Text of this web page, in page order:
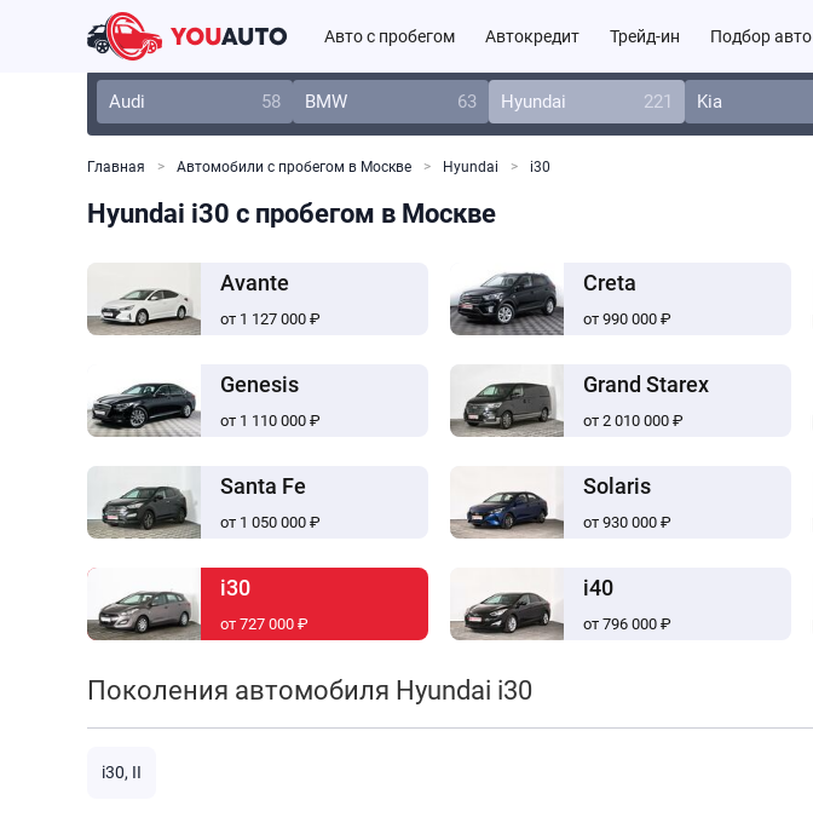
Авто с пробегом Автокредит Трейд-ин Подбор авто
Audi 58 BMW 63 Hyundai 221 Kia
Главная Автомобили с пробегом в Москве Hyundai i30
Hyundai i30 с пробегом в Москве
Avante
от 1 127 000 ₽
Creta
от 990 000 ₽
Genesis
от 1 110 000 ₽
Grand Starex
от 2 010 000 ₽
Santa Fe
от 1 050 000 ₽
Solaris
от 930 000 ₽
i30
от 727 000 ₽
i40
от 796 000 ₽
Поколения автомобиля Hyundai i30
i30, II